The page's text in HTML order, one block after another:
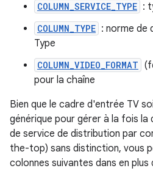
COLUMN_SERVICE_TYPE :
COLUMN_TYPE : norme de
Type
COLUMN_VIDEO_FORMAT
pour la chaîne
Bien que le cadre d'entrée TV
générique pour gérer à la fois
de service de distribution par
the-top) sans distinction, vous
colonnes suivantes dans en